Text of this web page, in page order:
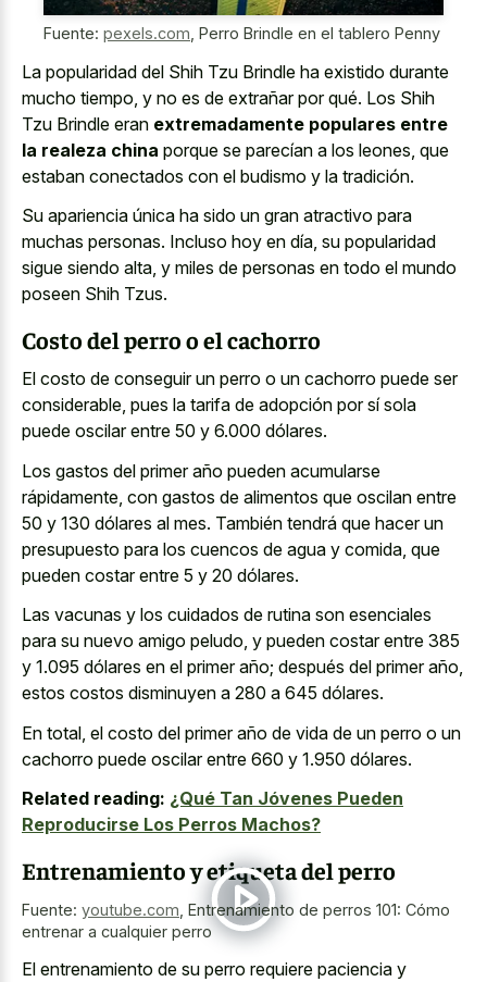
Fuente: pexels.com Perro Brindle en el tablero Penny
La popularidad del Shih Tzu Brindle ha existido durante
mucho tiempo, y no es de extrañar por qué. Los Shih
Tzu Brindle eran extremadamente populares entre
la realeza china porque se parecían a los leones, que
estaban conectados con el budismo y la tradición.
Su apariencia única ha sido un gran atractivo para
muchas personas. Incluso hoy en día, su popularidad
sigue siendo alta, y miles de personas en todo el mundo
poseen Shih Tzus.
Costo del perro o el cachorro
El costo de conseguir un perro o un cachorro puede ser
considerable, pues la tarifa de adopción por sí sola
puede oscilar entre 50 y 6.000 dólares.
Los gastos del primer año pueden acumularse
rápidamente, con gastos de alimentos que oscilan entre
50 y 130 dólares al mes. También tendrá que hacer un
presupuesto para los cuencos de agua y comida, que
pueden costar entre 5 y 20 dólares.
Las vacunas y los cuidados de rutina son esenciales
para su nuevo amigo peludo, y pueden costar entre 385
y 1.095 dólares en el primer año; después del primer año,
estos costos disminuyen a 280 a 645 dólares.
En total, el costo del primer año de vida de un perro o un
cachorro puede oscilar entre 660 y 1.950 dólares.
Related reading: ¿Qué Tan Jóvenes Pueden
Reproducirse Los Perros Machos?
Entrenamiento y etiqueta del perro
Fuente: youtube.com Entrenamiento de perros 101: Cómo
entrenar a cualquier perro
El entrenamiento de su perro requiere paciencia y